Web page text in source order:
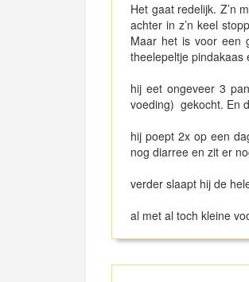
Het gaat redelijk. Z’n
achter in z’n keel
Maar het is voor een
theelepeltje pindakaas
hij eet ongeveer 3
voeding) gekocht. En
hij poept 2x op een
nog diarree en zit er
verder slaapt hij de
al met al toch kleine